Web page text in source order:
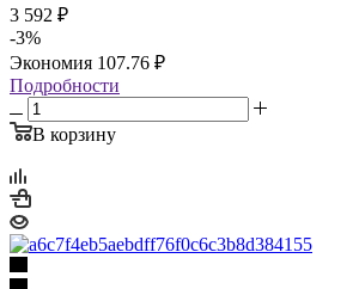
3 592 ₽
-3%
Экономия 107.76 ₽
Подробности
В корзину